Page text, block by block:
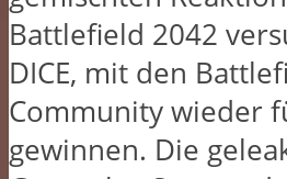
Battlefield 2042
DICE, mit den
Community wieder
gewinnen. Die